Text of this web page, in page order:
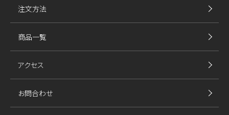
注文方法
商品一覧
アクセス
お問合わせ